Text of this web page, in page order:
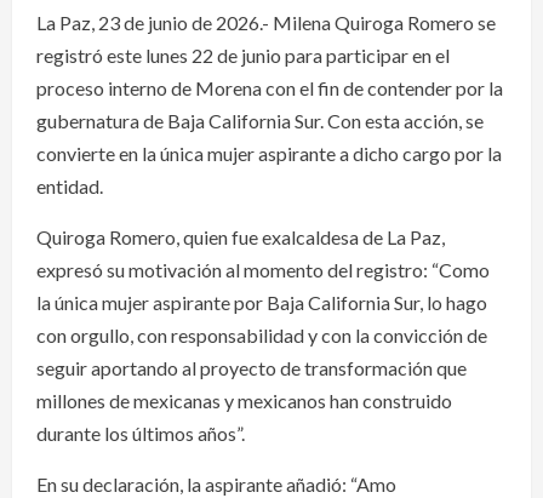
La Paz, 23 de junio de 2026.- Milena Quiroga Romero se
registró este lunes 22 de junio para participar en el
proceso interno de Morena con el fin de contender por la
gubernatura de Baja California Sur. Con esta acción, se
convierte en la única mujer aspirante a dicho cargo por la
entidad.
Quiroga Romero, quien fue exalcaldesa de La Paz,
expresó su motivación al momento del registro: “Como
la única mujer aspirante por Baja California Sur, lo hago
con orgullo, con responsabilidad y con la convicción de
seguir aportando al proyecto de transformación que
millones de mexicanas y mexicanos han construido
durante los últimos años”.
En su declaración, la aspirante añadió: “Amo